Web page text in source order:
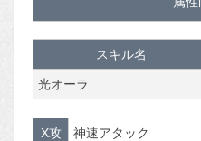
スキル名
光オーラ
X攻
神速アタック